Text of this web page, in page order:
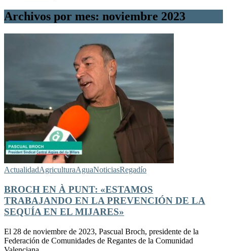
Archivos por mes: noviembre 2023
ActualidadAgriculturaAguaNoticiasRegadío
BROCH EN À PUNT: «ESTAMOS
TRABAJANDO EN LA PREVENCIÓN DE LA
SEQUÍA EN EL MIJARES»
El 28 de noviembre de 2023, Pascual Broch, presidente de la
Federación de Comunidades de Regantes de la Comunidad